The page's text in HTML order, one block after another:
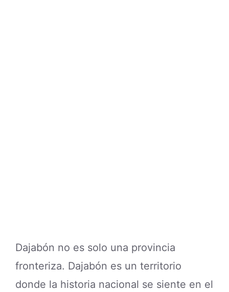
Dajabón no es solo una provincia
fronteriza. Dajabón es un territorio
donde la historia nacional se siente en el